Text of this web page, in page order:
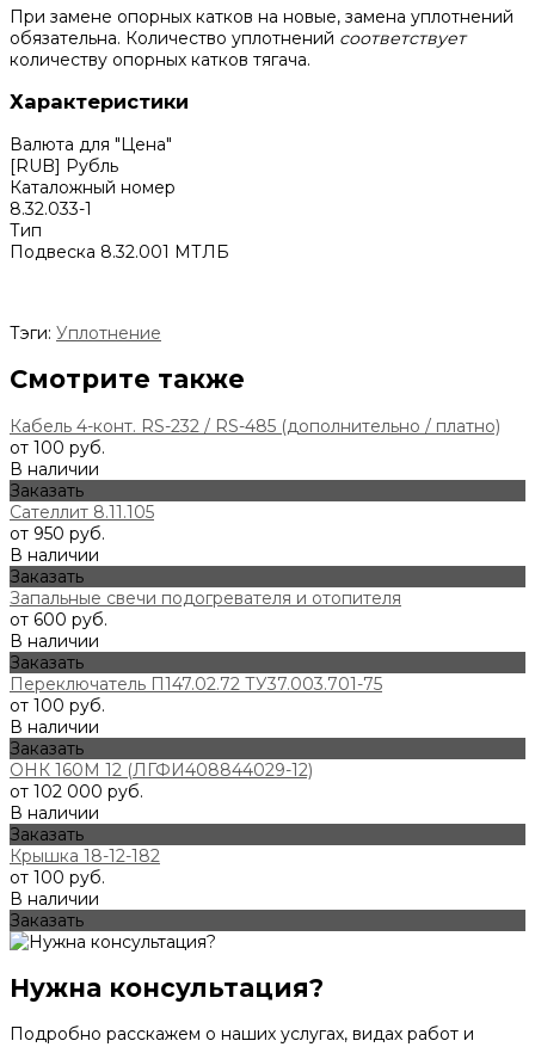
При замене опорных катков на новые, замена уплотнений
обязательна. Количество уплотнений соответствует
количеству опорных катков тягача.
Характеристики
Валюта для "Цена"
[RUB] Рубль
Каталожный номер
8.32.033-1
Тип
Подвеска 8.32.001 МТЛБ
Тэги: Уплотнение
Смотрите также
Кабель 4-конт. RS-232 / RS-485 (дополнительно / платно)
от 100 руб.
В наличии
Заказать
Сателлит 8.11.105
от 950 руб.
В наличии
Заказать
Запальные свечи подогревателя и отопителя
от 600 руб.
В наличии
Заказать
Переключатель П147.02.72 ТУ37.003.701-75
от 100 руб.
В наличии
Заказать
ОНК 160М 12 (ЛГФИ408844029-12)
от 102 000 руб.
В наличии
Заказать
Крышка 18-12-182
от 100 руб.
В наличии
Заказать
Нужна консультация?
Подробно расскажем о наших услугах, видах работ и